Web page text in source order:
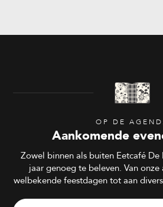
OP DE
Aankomende
Zowel binnen als buiten Eetcafé De
jaar genoeg te beleven. Van
welbekende feestdagen tot aan